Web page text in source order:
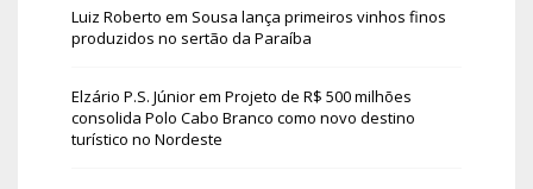
Luiz Roberto em Sousa lança primeiros vinhos finos
produzidos no sertão da Paraíba
Elzário P.S. Júniorem Projeto de R$ 500 milhões
consolida Polo Cabo Branco como novo destino
turístico no Nordeste